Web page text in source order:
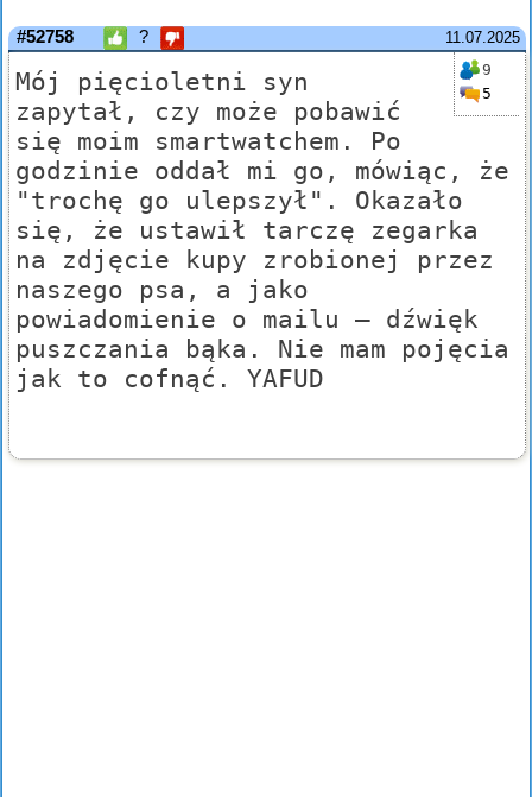
11.07.2025
#52758 ?
9
5
Mój pięcioletni syn
zapytał, czy może pobawić
się moim smartwatchem. Po
godzinie oddał mi go, mówiąc, że
"trochę go ulepszył". Okazało
się, że ustawił tarczę zegarka
na zdjęcie kupy zrobionej przez
naszego psa, a jako
powiadomienie o mailu – dźwięk
puszczania bąka. Nie mam pojęcia
jak to cofnąć. YAFUD